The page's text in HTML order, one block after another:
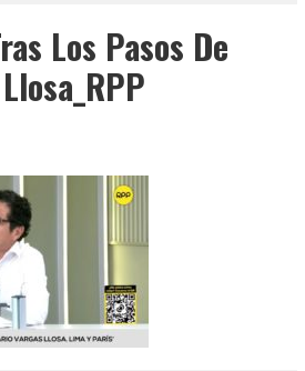
Los Pasos De